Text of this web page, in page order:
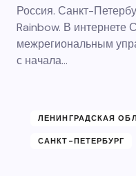
Россия. Санкт-
Rainbow. В
межрегиональным
с начала…
ЛЕНИНГРАДСКАЯ
САНКТ-ПЕТЕРБУРГ